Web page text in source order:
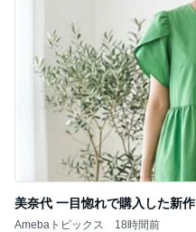
美奈代 一目惚れで購入した新作
Amebaトピックス 18時間前